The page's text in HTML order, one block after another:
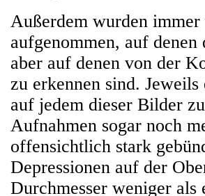
Außerdem wurden
aufgenommen, auf
aber auf denen von der
zu erkennen sind.
auf jedem dieser Bilder
Aufnahmen sogar noch
offensichtlich stark
Depressionen auf der
Durchmesser weniger